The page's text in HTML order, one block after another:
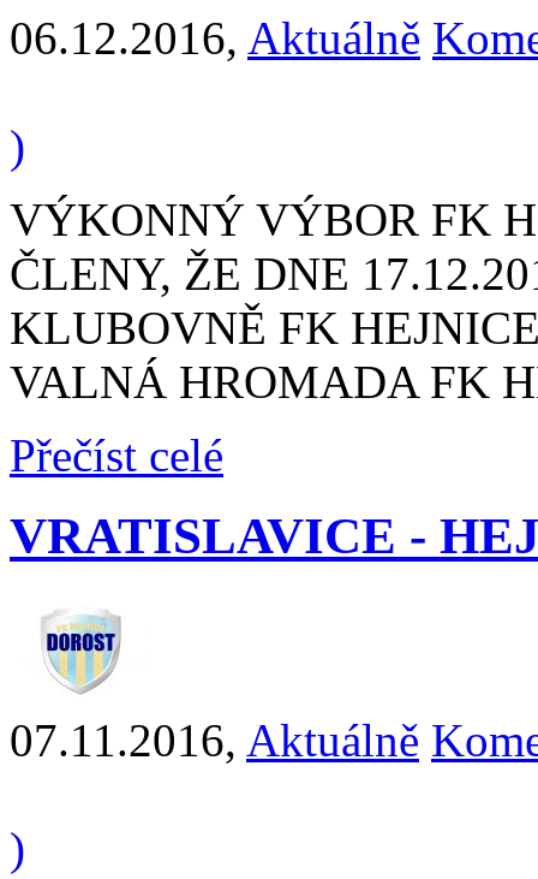
06.12.2016, Aktuálně
)
VÝKONNÝ VÝBOR FK
ČLENY, ŽE DNE
KLUBOVNĚ FK
VALNÁ HROMADA FK
Přečíst celé
VRATISLAVICE -
07.11.2016, Aktuálně
)